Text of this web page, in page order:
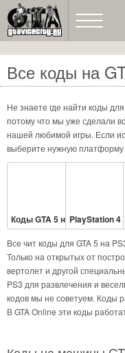
Все коды на
Не знаете где найти коды
потому что мы уже сделали
нашей любимой игры. Если
выберите нужную
Коды GTA 5 на PCPlayStation 4
Все чит коды для GTA 5 на
Только на открытых от
вертолет и другой
PS3 для развлечения и
кодов мы не советуем. Коды
В GTA Online эти коды